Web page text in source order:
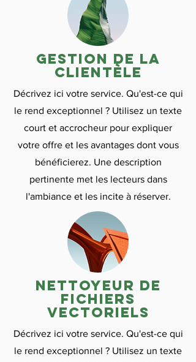
gestion de la
clientèle
Décrivez ici votre service. Qu'est-ce qui
le rend exceptionnel ? Utilisez un texte
court et accrocheur pour expliquer
votre offre et les avantages dont vous
bénéficierez. Une description
pertinente met les lecteurs dans
l'ambiance et les incite à réserver.
nettoyeur de
fichiers
vectoriels
Décrivez ici votre service. Qu'est-ce qui
le rend exceptionnel ? Utilisez un texte